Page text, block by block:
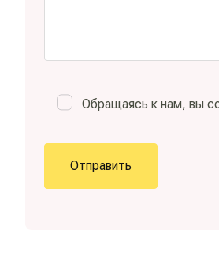
Обращаясь к нам, вы